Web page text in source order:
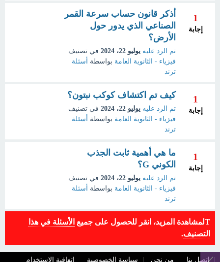
1
إجابة
أذكر قانون حساب سرعة القمر
الصناعي الذي يدور حول
الأرض؟
تم الرد عليه يوليو 22، 2024
في تصنيف
فيزياء - الثانوية العامة بواسطة
أسئلة
ترند
1
إجابة
كيف تم اكتشاف كوكب نبتون؟
تم الرد عليه يوليو 22، 2024
في تصنيف
فيزياء - الثانوية العامة بواسطة
أسئلة
ترند
1
إجابة
ما هي أهمية ثابت الجذب
الكوني G؟
تم الرد عليه يوليو 22، 2024
في تصنيف
فيزياء - الثانوية العامة بواسطة
أسئلة
ترند
Tلمشاهدة المزيد، انقر للحصول على جميع
الأسئلة في هذا
التصنيف.
اتصل بنا من نحن سياسة الخصوصية اتفاقية الاستخدام